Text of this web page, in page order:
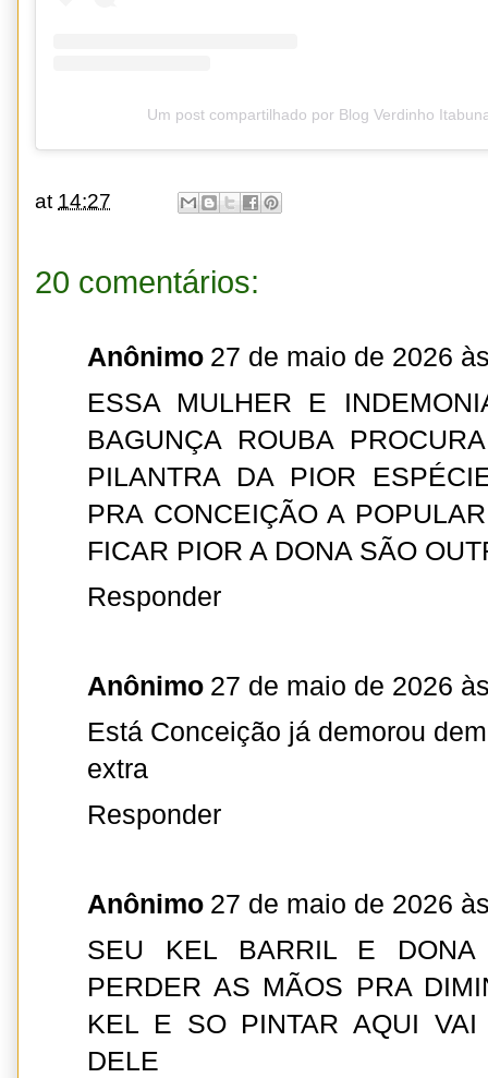
Um post compartilhado por Blog Verdinho
at 14:27
20 comentários:
Anônimo 27 de maio de 2026
ESSA MULHER E
BAGUNÇA ROUBA
PILANTRA DA PIOR
PRA CONCEIÇÃO A
FICAR PIOR A DONA SÃO
Responder
Anônimo 27 de maio de 2026
Está Conceição já demorou
extra
Responder
Anônimo 27 de maio de 2026
SEU KEL BARRIL E DONA
PERDER AS MÃOS PRA
KEL E SO PINTAR AQUI VAI
DELE